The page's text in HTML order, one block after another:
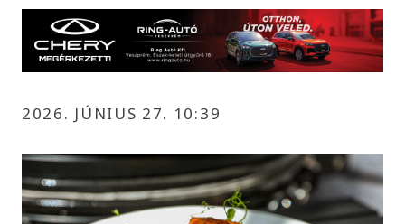
2026. JÚNIUS 27. 10:39